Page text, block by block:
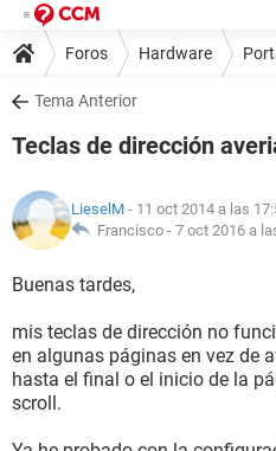
Foros Hardware
Tema Anterior
Teclas de dirección
LieselM - 11 oct 2014 a las
Francisco - 7 oct 2016 a
Buenas tardes,
mis teclas de dirección no
en algunas páginas en vez de
hasta el final o el inicio de la
scroll.